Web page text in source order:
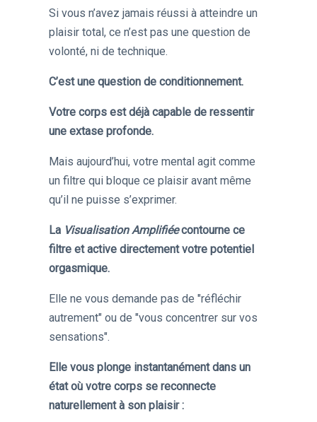
Si vous n’avez jamais réussi à atteindre un
plaisir total, ce n’est pas une question de
volonté, ni de technique.
C’est une question de conditionnement.
Votre corps est déjà capable de ressentir
une extase profonde.
Mais aujourd’hui, votre mental agit comme
un filtre qui bloque ce plaisir avant même
qu’il ne puisse s’exprimer.
La Visualisation Amplifiéecontourne ce
filtre et active directement votre potentiel
orgasmique.
Elle ne vous demande pas de "réfléchir
autrement" ou de "vous concentrer sur vos
sensations".
Elle vous plonge instantanément dans un
état où votre corps se reconnecte
naturellement à son plaisir :